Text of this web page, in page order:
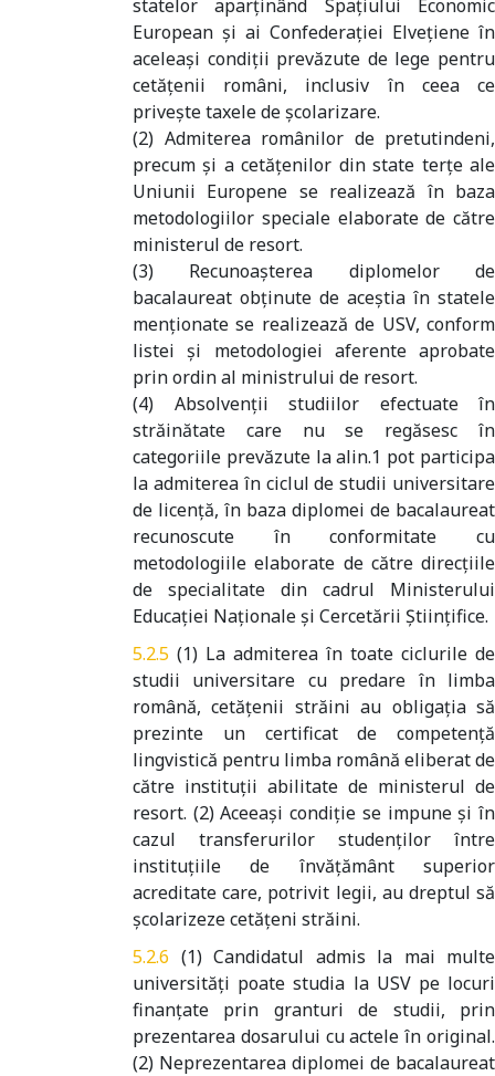
statelor aparţinând Spaţiului Economic
European şi ai Confederaţiei Elveţiene în
aceleaşi condiţii prevăzute de lege pentru
cetăţenii români, inclusiv în ceea ce
priveşte taxele de şcolarizare.
(2) Admiterea românilor de pretutindeni,
precum şi a cetăţenilor din state terţe ale
Uniunii Europene se realizează în baza
metodologiilor speciale elaborate de către
ministerul de resort.
(3) Recunoaşterea diplomelor de
bacalaureat obţinute de aceştia în statele
menţionate se realizează de USV, conform
listei şi metodologiei aferente aprobate
prin ordin al ministrului de resort.
(4) Absolvenţii studiilor efectuate în
străinătate care nu se regăsesc în
categoriile prevăzute la alin.1 pot participa
la admiterea în ciclul de studii universitare
de licenţă, în baza diplomei de bacalaureat
recunoscute în conformitate cu
metodologiile elaborate de către direcţiile
de specialitate din cadrul Ministerului
Educaţiei Naţionale şi Cercetării Ştiinţifice.
(1) La admiterea în toate ciclurile de
studii universitare cu predare în limba
română, cetățenii străini au obligația să
prezinte un certificat de competență
lingvistică pentru limba română eliberat de
către instituții abilitate de ministerul de
resort. (2) Aceeași condiție se impune și în
cazul transferurilor studenților între
instituțiile de învățământ superior
acreditate care, potrivit legii, au dreptul să
școlarizeze cetățeni străini.
(1) Candidatul admis la mai multe
universități poate studia la USV pe locuri
finanțate prin granturi de studii, prin
prezentarea dosarului cu actele în original.
(2) Neprezentarea diplomei de bacalaureat